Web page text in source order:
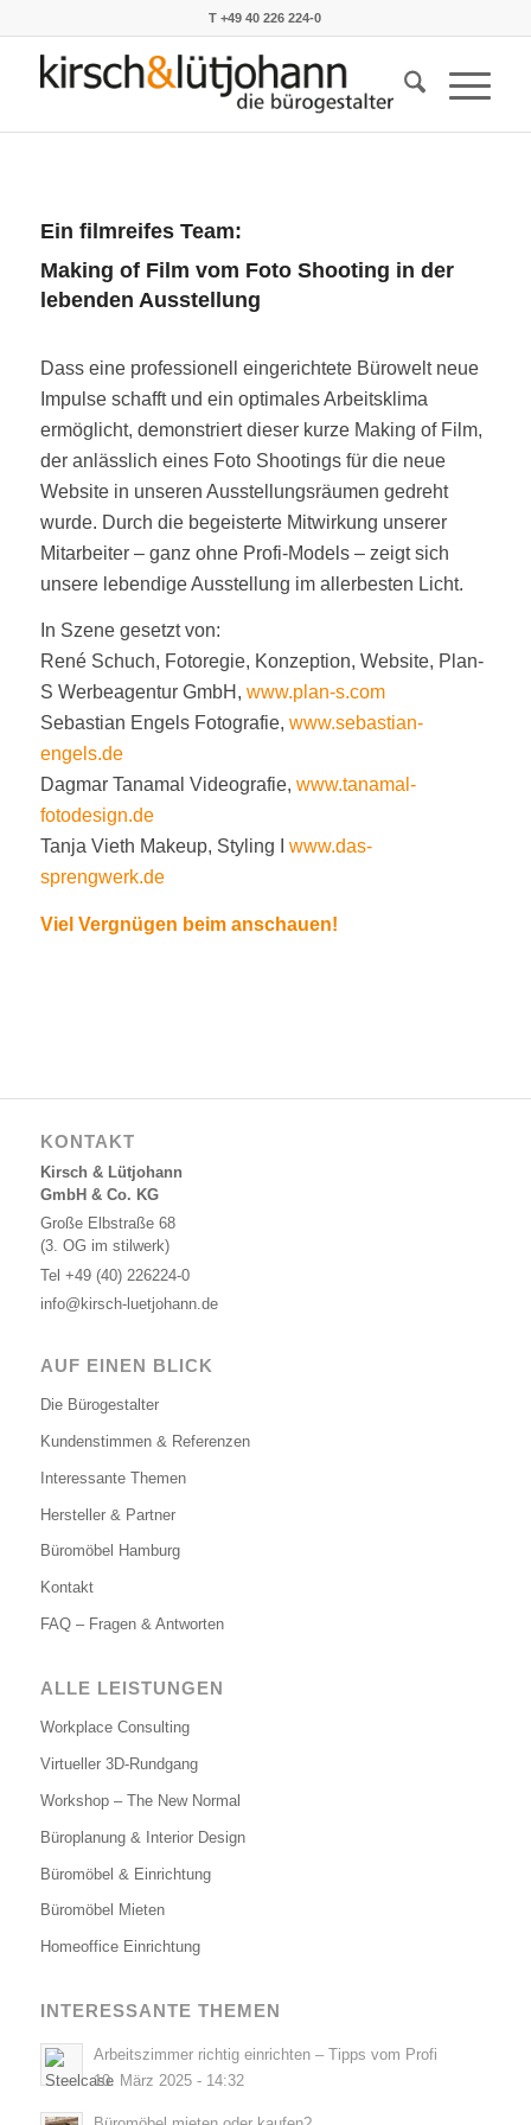
T +49 40 226 224-0
Ein filmreifes Team:
Making of Film vom Foto Shooting in der
lebenden Ausstellung
Dass eine professionell eingerichtete Bürowelt neue
Impulse schafft und ein optimales Arbeitsklima
ermöglicht, demonstriert dieser kurze Making of Film,
der anlässlich eines Foto Shootings für die neue
Website in unseren Ausstellungsräumen gedreht
wurde. Durch die begeisterte Mitwirkung unserer
Mitarbeiter – ganz ohne Profi-Models – zeigt sich
unsere lebendige Ausstellung im allerbesten Licht.
In Szene gesetzt von:
René Schuch, Fotoregie, Konzeption, Website, Plan-
S Werbeagentur GmbH, www.plan-s.com
Sebastian Engels Fotografie, www.sebastian-
engels.de
Dagmar Tanamal Videografie, www.tanamal-
fotodesign.de
Tanja Vieth Makeup, Styling I www.das-
sprengwerk.de
Viel Vergnügen beim anschauen!
KONTAKT
Kirsch & Lütjohann
GmbH & Co. KG
Große Elbstraße 68
(3. OG im stilwerk)
Tel +49 (40) 226224-0
info@kirsch-luetjohann.de
AUF EINEN BLICK
Die Bürogestalter
Kundenstimmen & Referenzen
Interessante Themen
Hersteller & Partner
Büromöbel Hamburg
Kontakt
FAQ – Fragen & Antworten
ALLE LEISTUNGEN
Workplace Consulting
Virtueller 3D-Rundgang
Workshop – The New Normal
Büroplanung & Interior Design
Büromöbel & Einrichtung
Büromöbel Mieten
Homeoffice Einrichtung
INTERESSANTE THEMEN
Arbeitszimmer richtig einrichten – Tipps vom Profi
10. März 2025 - 14:32